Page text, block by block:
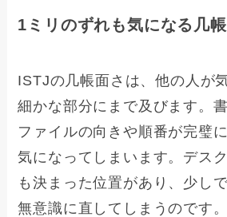
1ミリのずれも気になる几
ISTJの几帳面さは、他の人が
細かな部分にまで及びます。
ファイルの向きや順番が完璧
気になってしまいます。デス
も決まった位置があり、少し
無意識に直してしまうのです。